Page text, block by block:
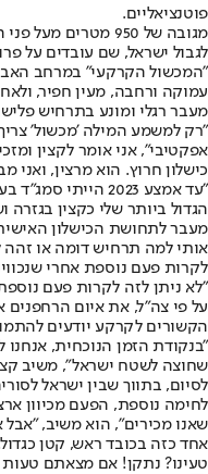
פוטנציאליים.
מגובה של 950
לגבול ישראל, שם עובדים על
"המכשול הקרקעי" במרחב
עמוקה ורחבה, מעין חפיר,
מעבר רגלי ומונע בתרחיש
"רק למשמע המילה 'מכשול'
אפקטיבי", אני אומר לקצין
כישלון חרוץ. הוא מרצין, ואני
הגדול ביותר שלי כקצין
מעבר לתחושת הכישלון
אותי למה תרחיש דומה או זהה
לקרות פעם נוספת אחרי
"לא ניתן לזה לקרות פעם
על פי צה"ל, את איום הרחפנים
הקשורים לקרקע יודעים
"בנקודת הזמן הנוכחית,
שחוצה לשטח ישראל", משיב
לסיום, בתווך שבין ישראל
לחימה נוספת, הפעם מכיוון
שאנו מכירים", הוא משיב, "אבל
אחד כזה בכובד ראש, קטן
טעינו? נתקן! אם מצאתם